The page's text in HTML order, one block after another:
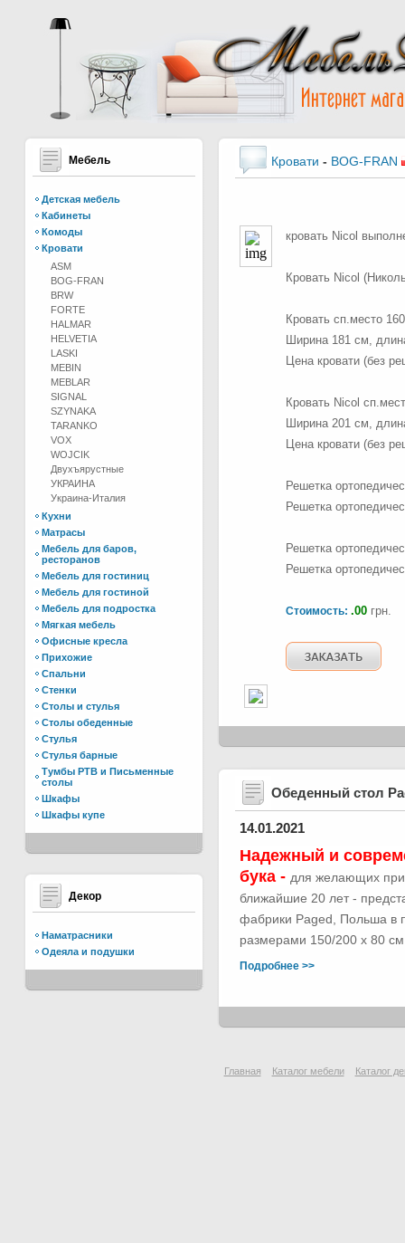
Мебель
Детская мебель
Кабинеты
Комоды
Кровати
ASM
BOG-FRAN
BRW
FORTE
HALMAR
HELVETIA
LASKI
MEBIN
MEBLAR
SIGNAL
SZYNAKA
TARANKO
VOX
WOJCIK
Двухъярустные
УКРАИНА
Украина-Италия
Кухни
Матрасы
Мебель для баров,
ресторанов
Мебель для гостиниц
Мебель для гостиной
Мебель для подростка
Мягкая мебель
Офисные кресла
Прихожие
Спальни
Стенки
Столы и стулья
Столы обеденные
Стулья
Стулья барные
Тумбы РТВ и Письменные
столы
Шкафы
Шкафы купе
Декор
Наматрасники
Одеяла и подушки
Кровати - BOG-FRAN
кровать Nicol
Кровать Nicol
Кровать сп.место
Ширина 181 см,
Цена кровати (без
Кровать Nicol
Ширина 201 см,
Цена кровати (без
Решетка
Решетка
Решетка
Решетка
Стоимость: .00 грн.
Обеденный стол
14.01.2021
Надежный и
бука - для желающих
ближайшие 20 лет -
фабрики Paged, Польша в
размерами 150/200 х 80
Подробнее >>
Главная Каталог мебели Каталог